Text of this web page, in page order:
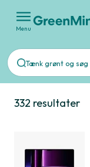
Menu
332 resultater